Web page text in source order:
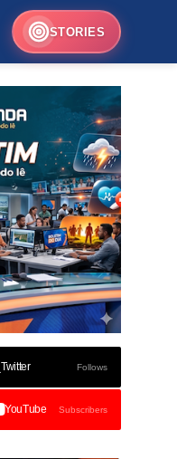
STORIES
Twitter Follows
YouTube Subscribers